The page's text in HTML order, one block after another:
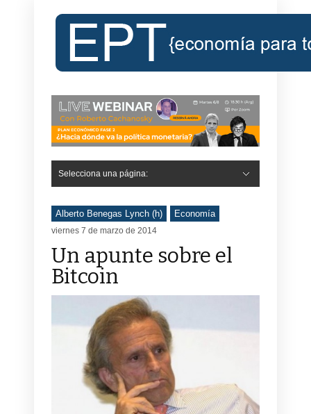
Selecciona una página:
Alberto Benegas Lynch (h) Economía
viernes 7 de marzo de 2014
Un apunte sobre el
Bitcoin